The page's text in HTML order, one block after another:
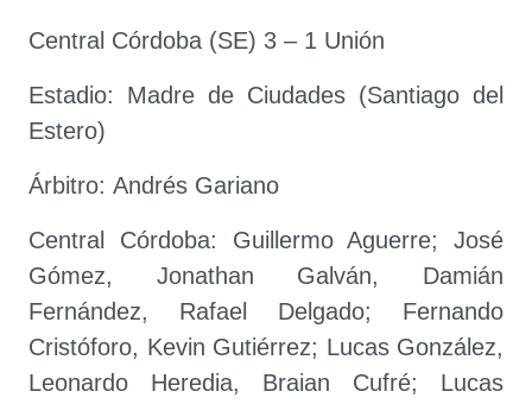
Central Córdoba (SE) 3 – 1 Unión
Estadio: Madre de Ciudades (Santiago del
Estero)
Árbitro: Andrés Gariano
Central Córdoba: Guillermo Aguerre; José
Gómez, Jonathan Galván, Damián
Fernández, Rafael Delgado; Fernando
Cristóforo, Kevin Gutiérrez; Lucas González,
Leonardo Heredia, Braian Cufré; Lucas